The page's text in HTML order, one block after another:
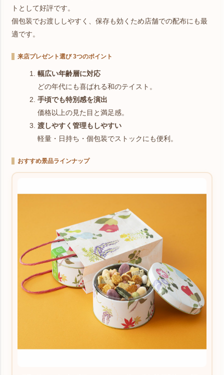
トとして好評です。
個包装でお渡ししやすく、保存も効くため店舗での配布にも最
適です。
来店プレゼント選び 3つのポイント
幅広い年齢層に対応
どの年代にも喜ばれる和のテイスト。
手頃でも特別感を演出
価格以上の見た目と満足感。
渡しやすく管理もしやすい
軽量・日持ち・個包装でストックにも便利。
おすすめ景品ラインナップ